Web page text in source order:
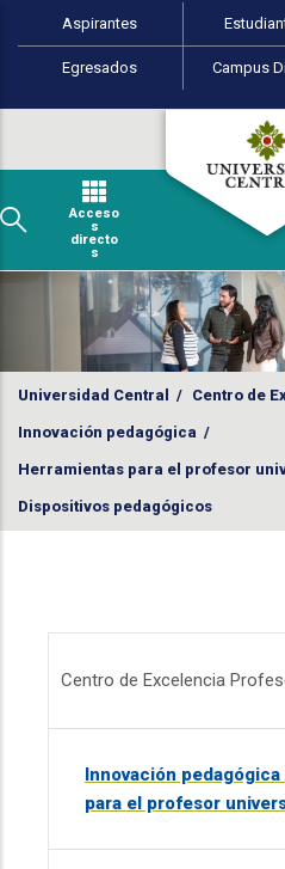
Pasar al contenido principal
Perfiles de usuario
Aspirantes
Egresados Campus
Acceso
s
directo
s
Universidad Central / Centro de
Innovación pedagógica /
Herramientas para el profesor
Dispositivos pedagógicos
Centro de Excelencia
Innovación
para el profesor